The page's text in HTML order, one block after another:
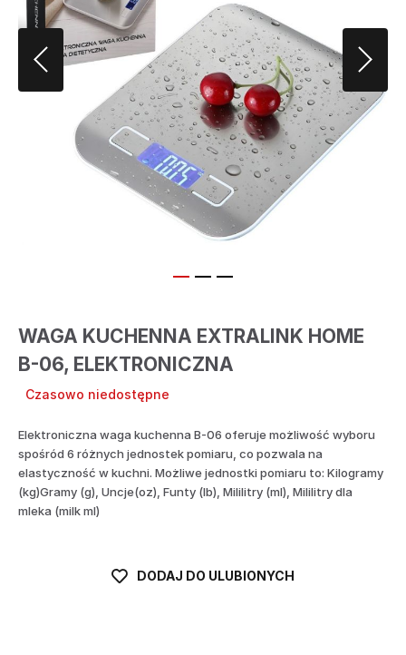
WAGA KUCHENNA EXTRALINK HOME
B-06, ELEKTRONICZNA
Czasowo niedostępne
Elektroniczna waga kuchenna B-06 oferuje możliwość wyboru
spośród 6 różnych jednostek pomiaru, co pozwala na
elastyczność w kuchni. Możliwe jednostki pomiaru to: Kilogramy
(kg)Gramy (g), Uncje(oz), Funty (lb), Mililitry (ml), Mililitry dla
mleka (milk ml)
DODAJ DO ULUBIONYCH